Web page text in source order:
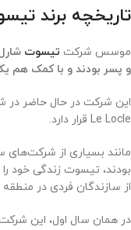
تاریخچه برند
موسس شرکت تیسوت
و پسر بودند و با کمک هم یک شرکت
این شرکت در حال حاضر در
Le Locle قرار دارد.
مانند بسیاری از
بودند، تیسوت زندگی خود
از سازندگان فردی در